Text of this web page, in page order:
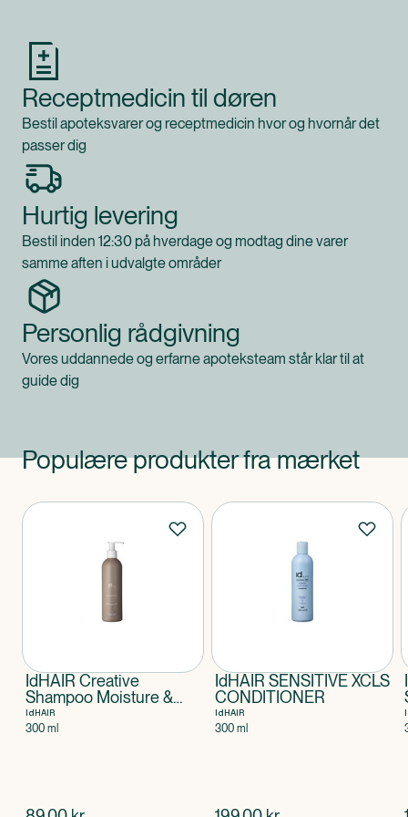
Receptmedicin til døren
Bestil apoteksvarer og receptmedicin hvor og hvornår det
passer dig
Hurtig levering
Bestil inden 12:30 på hverdage og modtag dine varer
samme aften i udvalgte områder
Personlig rådgivning
Vores uddannede og erfarne apoteksteam står klar til at
guide dig
Populære produkter fra mærket
Produkter
IdHAIR Creative
Shampoo Moisture &
Repair
IdHAIR
300 ml
IdHAIR SENSITIVE XCLS
CONDITIONER
IdHAIR
300 ml